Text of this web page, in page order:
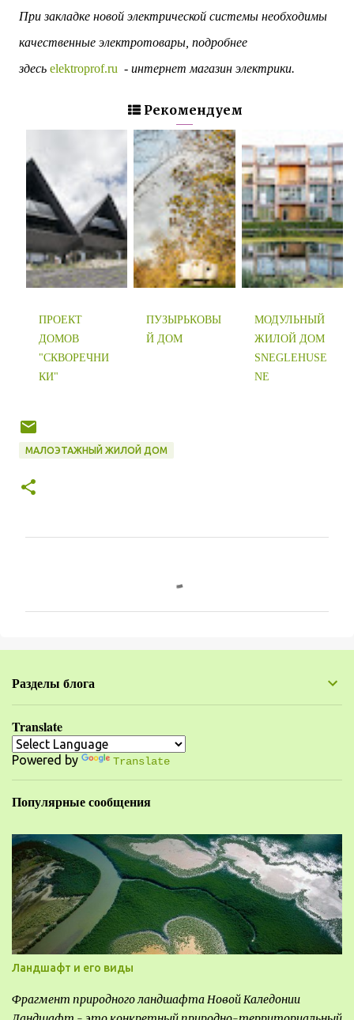
При закладке новой электрической системы необходимы
качественные электротовары, подробнее
здесь elektroprof.ru - интернет магазин электрики.
Рекомендуем
ПРОЕКТ
ДОМОВ
"СКВОРЕЧНИ
КИ"
ПУЗЫРЬКОВЫ
Й ДОМ
МОДУЛЬНЫЙ
ЖИЛОЙ ДОМ
SNEGLEHUSE
NE
МАЛОЭТАЖНЫЙ ЖИЛОЙ ДОМ
е
т
р
и
и
Разделы блога
Translate
Powered by Translate
Популярные сообщения
Ландшафт и его виды
Фрагмент природного ландшафта Новой Каледонии